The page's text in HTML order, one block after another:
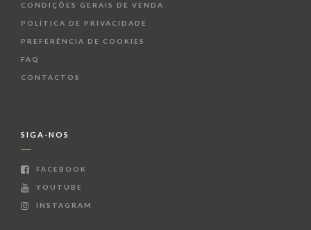
CONDIÇÕES GERAIS DE VENDA
POLÍTICA DE PRIVACIDADE
PREFERÊNCIA DE COOKIES
FAQ
CONTACTOS
SIGA-NOS
FACEBOOK
YOUTUBE
INSTAGRAM